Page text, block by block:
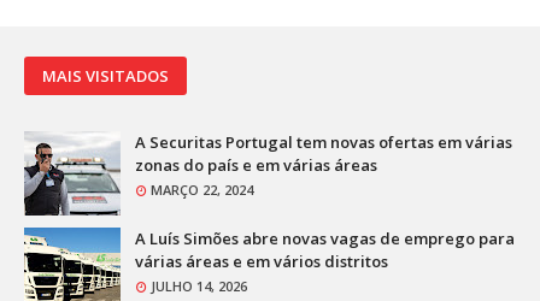
MAIS VISITADOS
A Securitas Portugal tem novas ofertas em várias
zonas do país e em várias áreas
MARÇO 22, 2024
A Luís Simões abre novas vagas de emprego para
várias áreas e em vários distritos
JULHO 14, 2026